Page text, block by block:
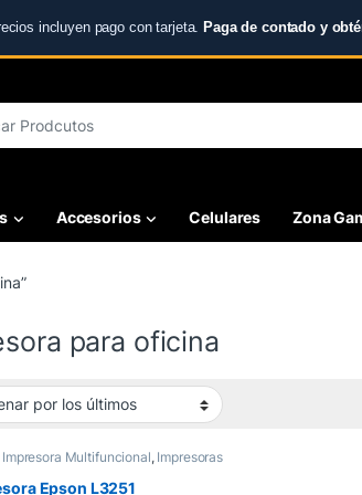
incluyen pago con tarjeta. Paga de contado y
Accesorios Celulares Zona
para oficina
Impresora Multifuncional, Impresoras
Epson L3251